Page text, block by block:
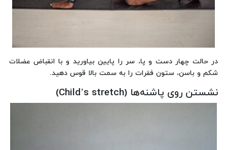
در حالت چهار دست و پا، سر را پایین بیاورید و با انقباض عضلات
شکم و باسن، ستون فقرات را به سمت بالا قوس دهید.
نشستن روی پاشنه‌ها (Child’s stretch)